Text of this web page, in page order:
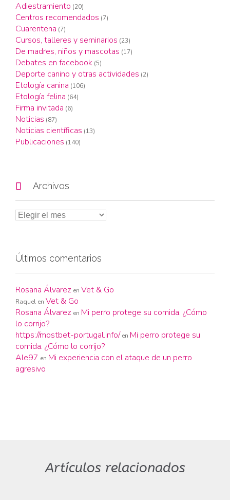
Adiestramiento (20)
Centros recomendados (7)
Cuarentena (7)
Cursos, talleres y seminarios (23)
De madres, niños y mascotas (17)
Debates en facebook (5)
Deporte canino y otras actividades (2)
Etología canina (106)
Etología felina (64)
Firma invitada (6)
Noticias (87)
Noticias científicas (13)
Publicaciones (140)
 Archivos
Últimos comentarios
Rosana Álvarez en Vet & Go
Raquel en Vet & Go
Rosana Álvarez en Mi perro protege su comida. ¿Cómo
lo corrijo?
https://mostbet-portugal.info/ en Mi perro protege su
comida. ¿Cómo lo corrijo?
Ale97 en Mi experiencia con el ataque de un perro
agresivo
Artículos relacionados